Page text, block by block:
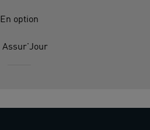
En option
Assur'Jour